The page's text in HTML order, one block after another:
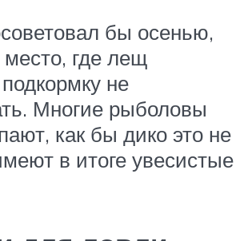
бы осенью,
где лещ
не
Многие рыболовы
как бы дико это не
в итоге увесистые